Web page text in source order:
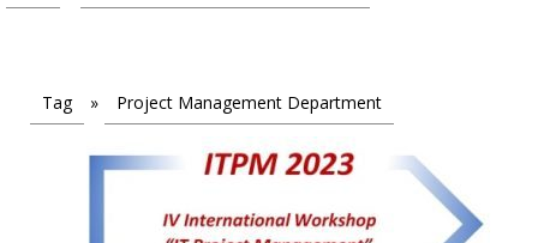
Tag » Project Management Department